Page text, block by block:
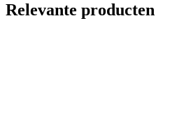
Relevante producten